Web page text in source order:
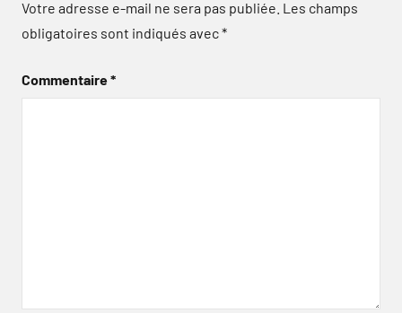
Votre adresse e-mail ne sera pas publiée. Les champs
obligatoires sont indiqués avec*
Commentaire*